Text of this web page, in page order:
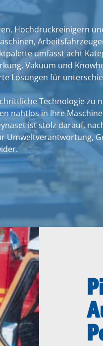
Hochdruckreinigern
umfasst acht
Vakuum und
Lösungen für
Technologie zu
nahtlos in Ihre
ist stolz darauf,
Umweltverantwortung,